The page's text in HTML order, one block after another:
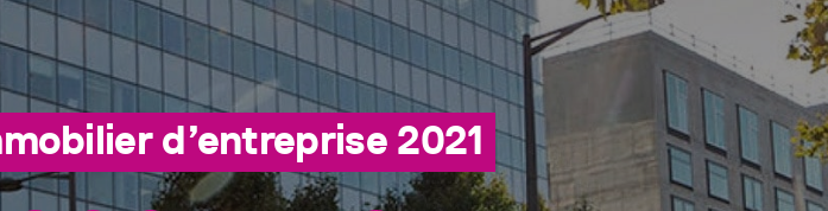
d’entreprise 2021